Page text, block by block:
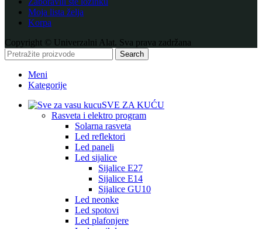
Moja lista želja
Korpa
Copyright © Univerzalni Alat. Sva prava zadržana
Search
Meni
Kategorije
SVE ZA KUĆU
Rasveta i elektro program
Solarna rasveta
Led reflektori
Led paneli
Led sijalice
Sijalice E27
Sijalice E14
Sijalice GU10
Led neonke
Led spotovi
Led plafonjere